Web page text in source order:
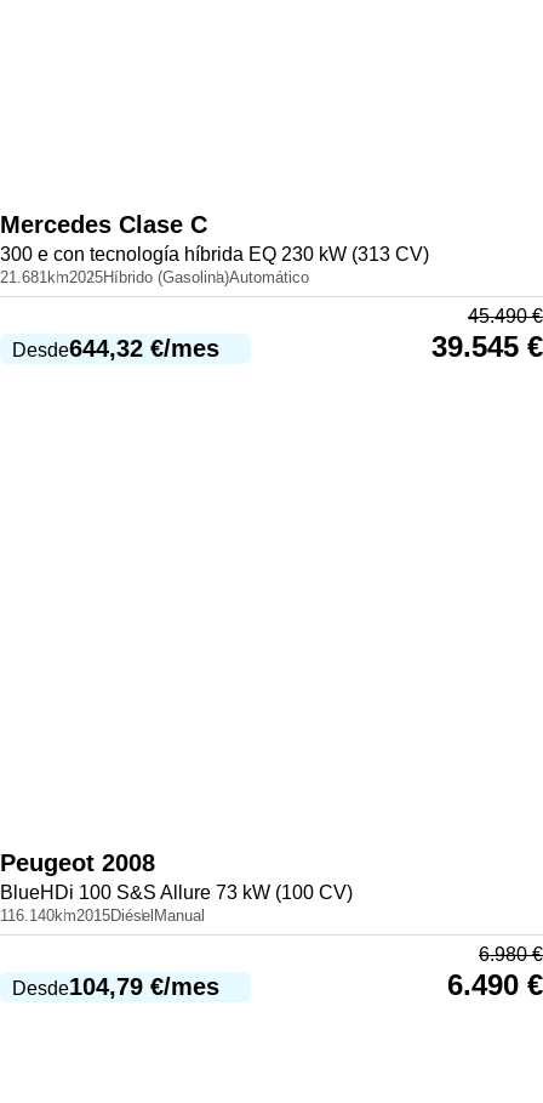
Mercedes Clase C
300 e con tecnología híbrida EQ 230 kW (313 CV)
21.681km2025Híbrido (Gasolina)Automático
Desde644,32 €/mes
45.490€
39.545 €
Peugeot 2008
BlueHDi 100 S&S Allure 73 kW (100 CV)
116.140km2015Diésel Manual
Desde104,79 €/mes
6.980€
6.490 €